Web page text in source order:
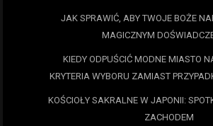
JAK SPRAWIĆ, ABY TWOJE BOŻE
MAGICZNYM
KIEDY ODPUŚCIĆ MODNE MIASTO
KRYTERIA WYBORU ZAMIAST
KOŚCIOŁY SAKRALNE W JAPONII:
ZACHODEM